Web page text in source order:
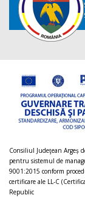
Consiliul Judeţean Argeș
pentru sistemul de
9001:2015 conform
certificare ale LL-C
Republic